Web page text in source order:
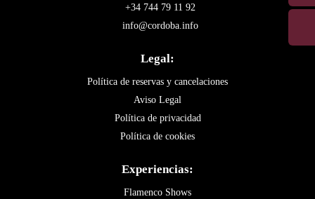
+34 744 79 11 92
info@cordoba.info
Legal:
Política de reservas y cancelaciones
Aviso Legal
Política de privacidad
Política de cookies
Experiencias:
Flamenco Shows